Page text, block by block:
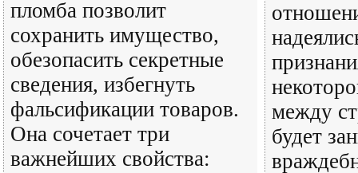
пломба позволит
сохранить имущество,
обезопасить секретные
сведения, избегнуть
фальсификации товаров.
Она сочетает три
важнейших свойства:
между
будет